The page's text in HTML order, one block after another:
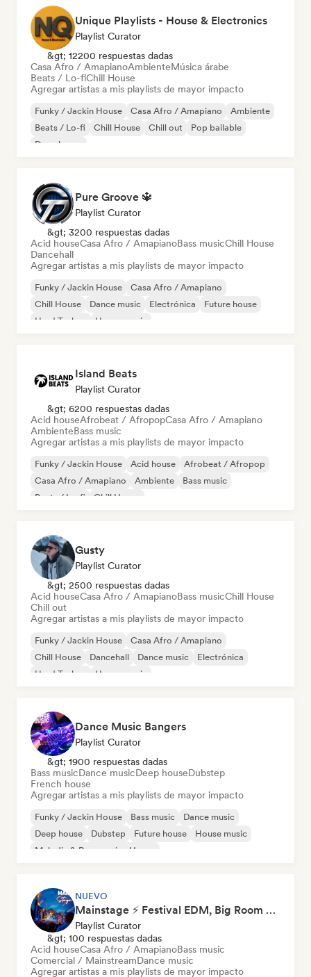
Unique Playlists - House & Electronics
Playlist Curator
&gt; 12200 respuestas dadas
Casa Afro / AmapianoAmbienteMúsica árabe
Beats / Lo-fiChill House
Agregar artistas a mis playlists de mayor impacto
Funky / Jackin House Casa Afro / Amapiano
Ambiente
Beats / Lo-fi
Chill House Chill out
Pop bailable
Deep house
Pure Groove 🔱
Playlist Curator
&gt; 3200 respuestas dadas
Acid houseCasa Afro / AmapianoBass musicChill House
Dancehall
Agregar artistas a mis playlists de mayor impacto
Funky / Jackin House
Casa Afro / Amapiano
Chill House
Dance music Electrónica
Future house
Hard Techno
House music
Island Beats
Playlist Curator
&gt; 6200 respuestas dadas
Acid houseAfrobeat / AfropopCasa Afro / Amapiano
AmbienteBass music
Agregar artistas a mis playlists de mayor impacto
Funky / Jackin House Acid house
Afrobeat / Afropop
Casa Afro / Amapiano
Ambiente
Bass music
Beats / Lo-fi
Chill House
Gusty
Playlist Curator
&gt; 2500 respuestas dadas
Acid houseCasa Afro / AmapianoBass musicChill House
Chill out
Agregar artistas a mis playlists de mayor impacto
Funky / Jackin House
Casa Afro / Amapiano
Chill House
Dancehall Dance music
Electrónica
Hard Techno
House music
Dance Music Bangers
Playlist Curator
&gt; 1900 respuestas dadas
Bass musicDance musicDeep houseDubstep
French house
Agregar artistas a mis playlists de mayor impacto
Funky / Jackin House Bass music
Dance music
Deep house
Dubstep Future house
House music
Melodic & Progressive House
NUEVO
Mainstage ⚡ Festival EDM, Big Room & House Anthems
Playlist Curator
&gt; 100 respuestas dadas
Acid houseCasa Afro / AmapianoBass music
Comercial / MainstreamDance music
Agregar artistas a mis playlists de mayor impacto